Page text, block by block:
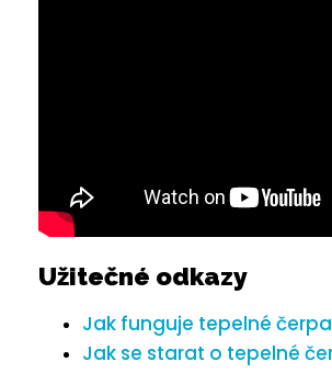
Užitečné odkazy
Jak funguje tepelné
Jak se starat o tepelné